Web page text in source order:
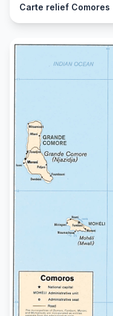
Carte relief Comores